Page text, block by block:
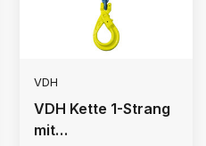
VDH
VDH Kette 1-Strang
mit